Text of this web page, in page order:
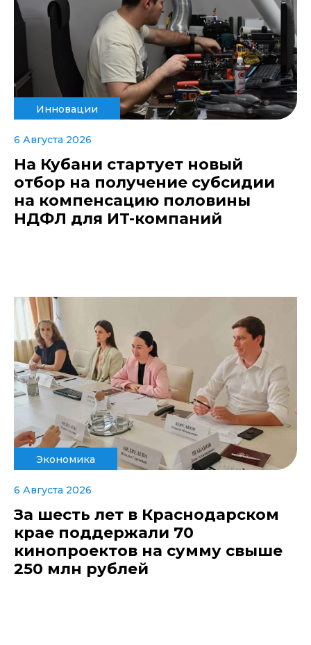
Инновации
6 Августа 2026
На Кубани стартует новый
отбор на получение субсидии
на компенсацию половины
НДФЛ для ИT-компаний
Экономика
6 Августа 2026
За шесть лет в Краснодарском
крае поддержали 70
кинопроектов на сумму свыше
250 млн рублей